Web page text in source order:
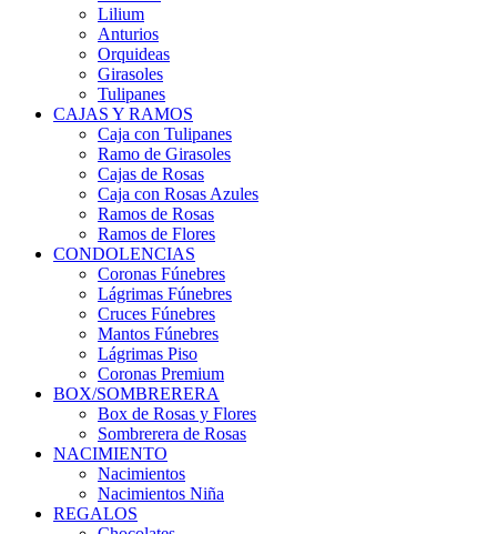
Lilium
Anturios
Orquideas
Girasoles
Tulipanes
CAJAS Y RAMOS
Caja con Tulipanes
Ramo de Girasoles
Cajas de Rosas
Caja con Rosas Azules
Ramos de Rosas
Ramos de Flores
CONDOLENCIAS
Coronas Fúnebres
Lágrimas Fúnebres
Cruces Fúnebres
Mantos Fúnebres
Lágrimas Piso
Coronas Premium
BOX/SOMBRERERA
Box de Rosas y Flores
Sombrerera de Rosas
NACIMIENTO
Nacimientos
Nacimientos Niña
REGALOS